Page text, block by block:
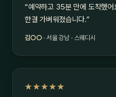
“예약하고 35분 만에 도착했
한결 가벼워졌습니다.”
김○○ · 서울 강남 · 스웨디시
★★★★★